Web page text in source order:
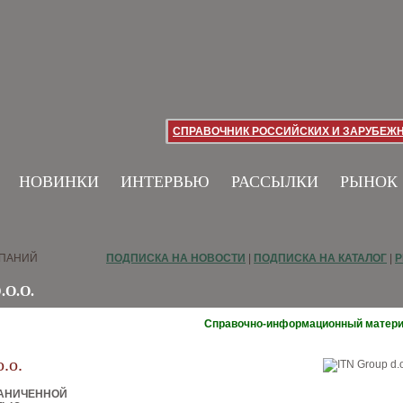
СПРАВОЧНИК РОССИЙСКИХ И
НОВИНКИ ИНТЕРВЬЮ РАССЫЛКИ РЫНОК
ПОДПИСКА НА НОВОСТИ ПОДПИСКА НА КАТАЛОГ
Справочно-информационный